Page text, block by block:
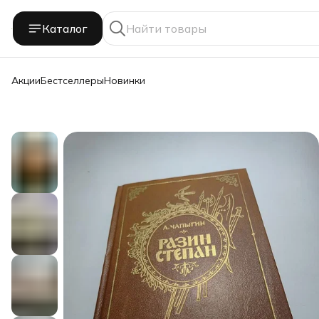
Каталог
АкцииБестселлерыНовинки